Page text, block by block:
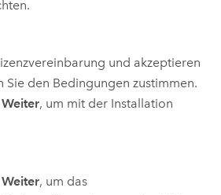
und akzeptieren
Sie den Bedingungen zustimmen.
Weiter, um mit der Installation
Weiter, um das